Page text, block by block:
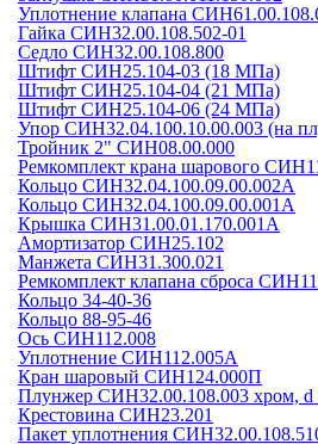
Уплотнение клапана
Гайка СИН32.00.108.502-01
Седло СИН32.00.108.800
Штифт СИН25.104-03 (18 МПа)
Штифт СИН25.104-04 (21 МПа)
Штифт СИН25.104-06 (24 МПа)
Упор СИН32.04.100.10.00.003 (на
Тройник 2" СИН08.00.000
Ремкомплект крана шарового
Кольцо СИН32.04.100.09.00.002А
Кольцо СИН32.04.100.09.00.001А
Крышка СИН31.00.01.170.001А
Амортизатор СИН25.102
Манжета СИН31.300.021
Ремкомплект клапана сброса
Кольцо 34-40-36
Кольцо 88-95-46
Ось СИН112.008
Уплотнение СИН112.005А
Кран шаровый СИН124.000П
Плунжер СИН32.00.108.003 хром, d
Крестовина СИН23.201
Пакет уплотнения